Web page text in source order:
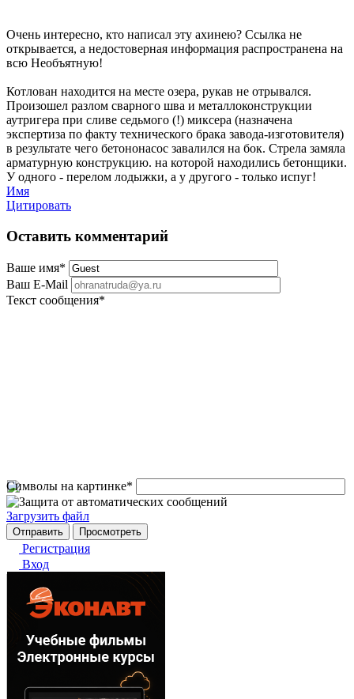
Очень интересно, кто написал эту ахинею? Ссылка не
открывается, а недостоверная информация распространена на
всю Необъятную!
Котлован находится на месте озера, рукав не отрывался.
Произошел разлом сварного шва и металлоконструкции
аутригера при сливе седьмого (!) миксера (назначена
экспертиза по факту технического брака завода-изготовителя)
в результате чего бетононасос завалился на бок. Стрела замяла
арматурную конструкцию. на которой находились бетонщики.
У одного - перелом лодыжки, а у другого - только испуг!
Имя
Цитировать
Оставить комментарий
Ваше имя*
Ваш E-Mail
Текст сообщения*
Символы на картинке*
Загрузить файл
Регистрация
Вход